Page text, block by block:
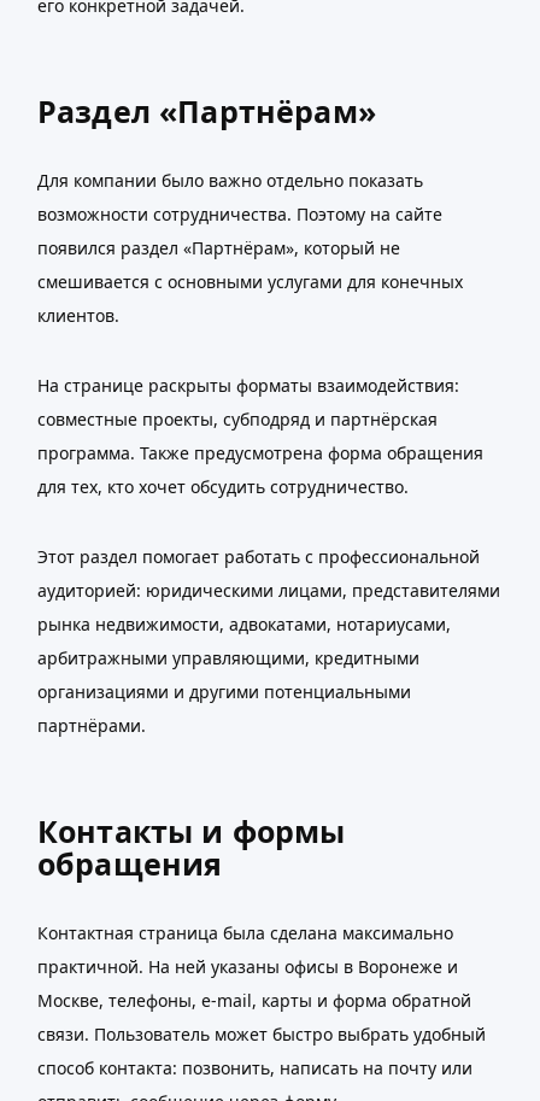
его конкретной задачей.
Раздел «Партнёрам»
Для компании было важно отдельно показать
возможности сотрудничества. Поэтому на сайте
появился раздел «Партнёрам», который не
смешивается с основными услугами для конечных
клиентов.
На странице раскрыты форматы взаимодействия:
совместные проекты, субподряд и партнёрская
программа. Также предусмотрена форма обращения
для тех, кто хочет обсудить сотрудничество.
Этот раздел помогает работать с профессиональной
аудиторией: юридическими лицами, представителями
рынка недвижимости, адвокатами, нотариусами,
арбитражными управляющими, кредитными
организациями и другими потенциальными
партнёрами.
Контакты и формы
обращения
Контактная страница была сделана максимально
практичной. На ней указаны офисы в Воронеже и
Москве, телефоны, e-mail, карты и форма обратной
связи. Пользователь может быстро выбрать удобный
способ контакта: позвонить, написать на почту или